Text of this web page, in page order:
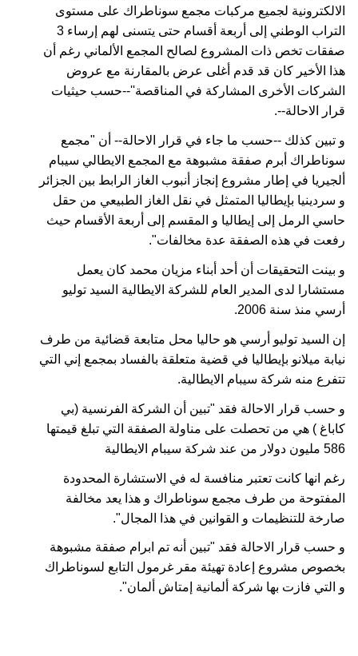
الالكترونية لجميع مركبات مجمع سوناطراك على مستوى
التراب الوطني إلى أربعة أقسام حتى يتسنى لهم إرساء 3
صفقات تخص ذات المشروع لصالح المجمع الألماني رغم أن
هذا الأخير كان قد قدم أغلى عرض بالمقارنة مع عروض
الشركات الأخرى المشاركة في المناقصة''--حسب حيثيات
قرار الاحالة--.
و تبين كذلك --حسب ما جاء في قرار الاحالة-- أن "مجمع
سوناطراك أبرم صفقة مشبوهة مع المجمع الايطالي سيبام
ألجيريا في إطار مشروع إنجاز أنبوب الغاز الرابط بين الجزائر
و سردينيا بإيطاليا المتمثل في نقل الغاز الطبيعي من حقل
حاسي الرمل إلى إيطاليا و المقسم إلى أربعة الأقسام حيث
رفعت في هذه الصفقة عدة مخالفات".
و بينت التحقيقات أن أحد أبناء مزيان محمد كان يعمل
مستشارا لدى المدير العام للشركة الايطالية السيد توليو
أرسي منذ سنة 2006.
إن السيد توليو أرسي هو حاليا محل متابعة قضائية من طرف
نيابة ميلانو بإيطاليا في قضية متعلقة بالفساد بمجمع إني التي
تتفرع منه شركة سيبام الايطالية.
و حسب قرار الاحالة فقد "تبين أن الشركة الفرنسية (بي
كاباغ ) هي من تحصلت على مناولة الصفقة التي تبلغ قيمتها
586 مليون دولار من عند شركة سيبام الايطالية
رغم انها كانت تعتبر منافسة له في الاستشارة المحدودة
المفتوحة من طرف مجمع سوناطراك و هذا يعد مخالفة
صارخة للتنظيمات و القوانين في هذا المجال".
و حسب قرار الاحالة فقد "تبين أنه تم ابرام صفقة مشبوهة
بخصوص مشروع إعادة تهيئة مقر غرمول التابع لسوناطراك
و التي فازت بها شركة ألمانية إمتاش ألمان".